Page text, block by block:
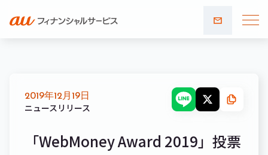
合わせ
2019年12月19日
ニュースリリース
「WebMoney Award 2019」投票